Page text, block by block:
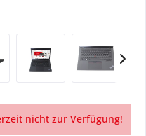
nicht zur Verfügung!